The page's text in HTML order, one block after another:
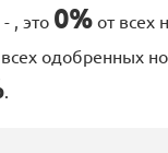
- , это 0% от всех
одобренных
.